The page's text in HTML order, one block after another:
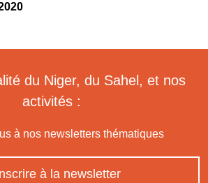
du Niger, du Sahel, et nos
activités :
à nos newsletters thématiques
à la newsletter